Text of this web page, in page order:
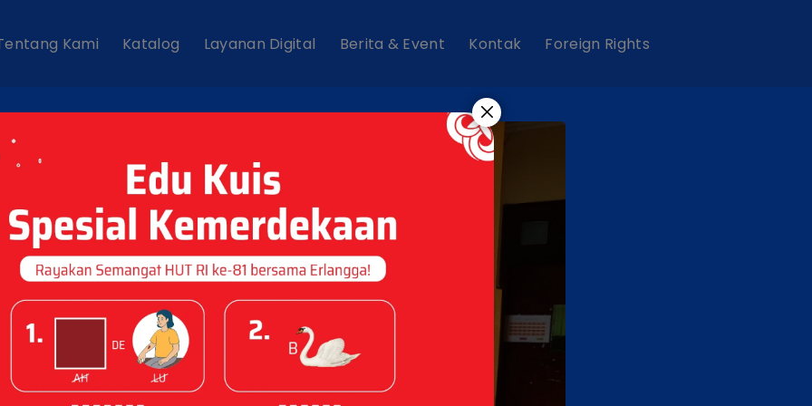
Kami Katalog Layanan Digital Berita & Event Kontak Foreign Rights